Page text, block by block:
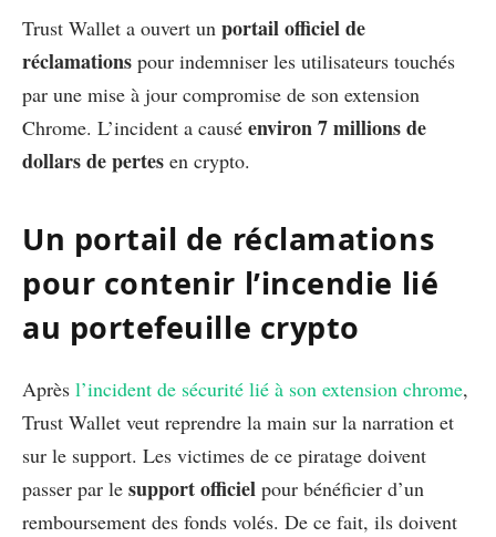
Trust Wallet a ouvert un portail officiel de
réclamations pour indemniser les utilisateurs touchés
par une mise à jour compromise de son extension
Chrome. L’incident a causé environ 7 millions de
dollars de pertes en crypto.
Un portail de réclamations
pour contenir l’incendie lié
au portefeuille crypto
Après l’incident de sécurité lié à son extension chrome,
Trust Wallet veut reprendre la main sur la narration et
sur le support. Les victimes de ce piratage doivent
passer par le support officiel pour bénéficier d’un
remboursement des fonds volés. De ce fait, ils doivent